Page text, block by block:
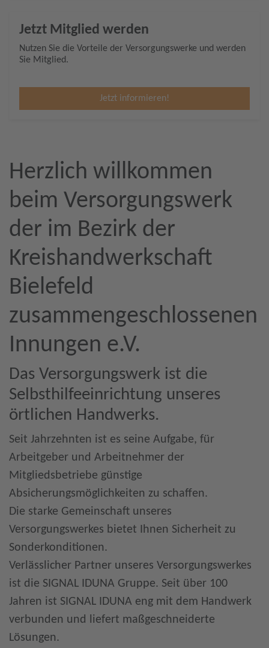
Jetzt Mitglied werden
Nutzen Sie die Vorteile der Versorgungswerke und werden
Sie Mitglied.
Jetzt informieren!
Herzlich willkommen
beim Versorgungswerk
der im Bezirk der
Kreishandwerkschaft
Bielefeld
zusammengeschlossenen
Innungen e.V.
Das Versorgungswerk ist die
Selbsthilfeeinrichtung unseres
örtlichen Handwerks.
Seit Jahrzehnten ist es seine Aufgabe, für
Arbeitgeber und Arbeitnehmer der
Mitgliedsbetriebe günstige
Absicherungsmöglichkeiten zu schaffen.
Die starke Gemeinschaft unseres
Versorgungswerkes bietet Ihnen Sicherheit zu
Sonderkonditionen.
Verlässlicher Partner unseres Versorgungswerkes
ist die SIGNAL IDUNA Gruppe. Seit über 100
Jahren ist SIGNAL IDUNA eng mit dem Handwerk
verbunden und liefert maßgeschneiderte
Lösungen.